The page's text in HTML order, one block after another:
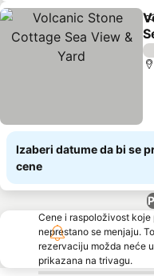
Izaberi datume da bi se
cene
Cene i raspoloživost
neprestano se menjaju.
rezervaciju možda neće
prikazana na trivagu.